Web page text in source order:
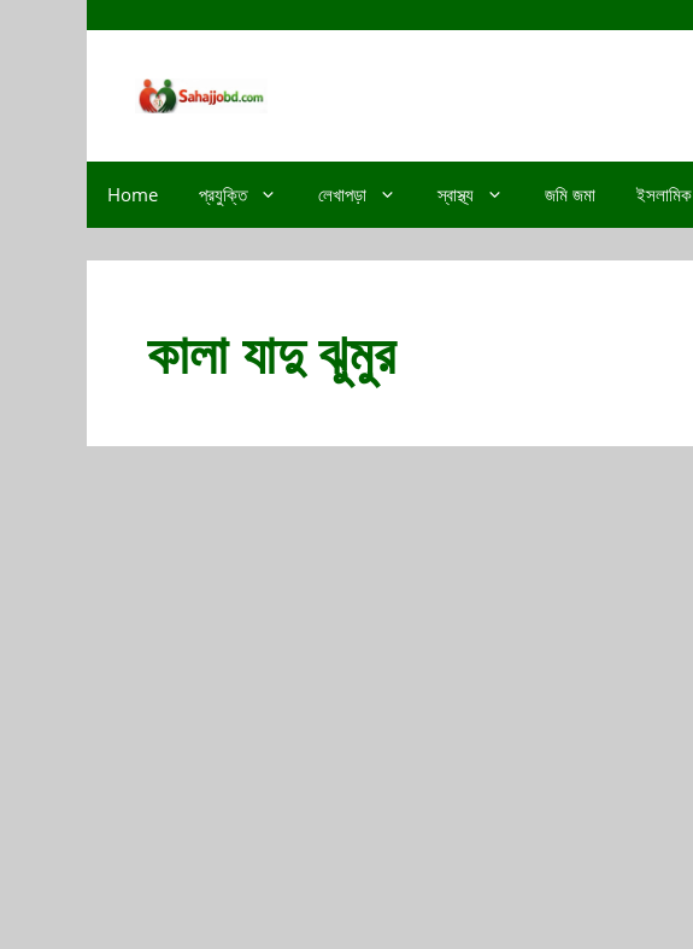
Home প্রযুক্তি লেখাপড়া স্বাস্থ্য জমি জমা ইসলামিক
কালা যাদু ঝুমুর